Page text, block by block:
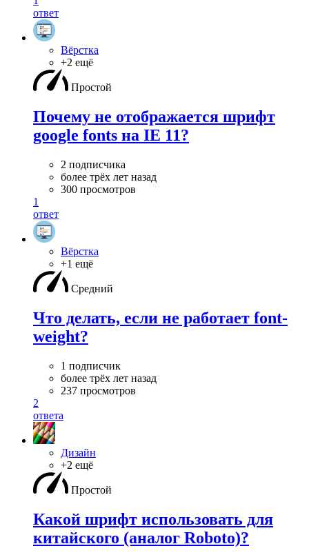
ответ
Вёрстка
+2 ещё
Простой
Почему не отображается шрифт
google fonts на IE 11?
2 подписчика
более трёх лет назад
300 просмотров
1
ответ
Вёрстка
+1 ещё
Средний
Что делать, если не работает font-
weight?
1 подписчик
более трёх лет назад
237 просмотров
2
ответа
Дизайн
+2 ещё
Простой
Какой шрифт использовать для
китайского (аналог Roboto)?